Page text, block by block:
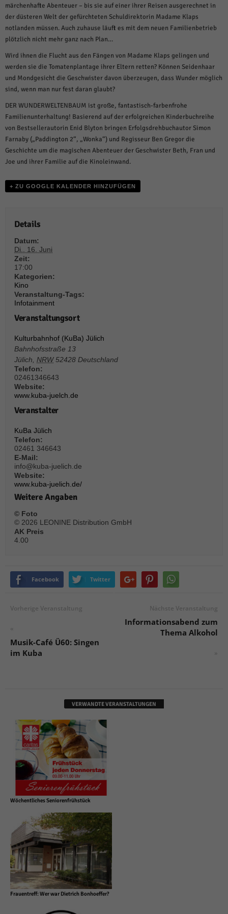
märchenhafte Abenteuer – bis sie auf einer ihrer Reisen ausgerechnet in
der düsteren Welt der gefürchteten Schuldirektorin Madame Klaps
notlanden müssen. Auch zuhause läuft es mit dem neuen Familienbetrieb
plötzlich nicht mehr ganz nach Plan…
Wird ihnen die Flucht aus den Fängen von Madame Klaps gelingen und
werden sie die Tomatenplantage ihrer Eltern retten? Können Seidenhaar
und Mondgesicht die Geschwister davon überzeugen, dass Wunder möglich
sind, wenn man nur fest daran glaubt?
DER WUNDERWELTENBAUM ist große, fantastisch-farbenfrohe
Familienunterhaltung! Basierend auf der erfolgreichen Kinderbuchreihe
von Bestsellerautorin Enid Blyton bringen Erfolgsdrehbuchautor Simon
Farnaby („Paddington 2“, „Wonka“) und Regisseur Ben Gregor die
Geschichte um die magischen Abenteuer der Geschwister Beth, Fran und
Joe und ihrer Familie auf die Kinoleinwand.
+ ZU GOOGLE KALENDER HINZUFÜGEN
Details
Datum:
Di.. 16. Juni
Zeit:
17:00
Kategorien:
Kino
Veranstaltung-Tags:
Infotainment
Veranstaltungsort
Kulturbahnhof (KuBa) Jülich
Bahnhofsstraße 13
Jülich, NRW 52428 Deutschland
Telefon:
02461346643
Website:
www.kuba-juelch.de
Veranstalter
KuBa Jülich
Telefon:
02461 346643
E-Mail:
info@kuba-juelich.de
Website:
www.kuba-juelich.de/
Weitere Angaben
© Foto
© 2026 LEONINE Distribution GmbH
AK Preis
4.00
Facebook Twitter
Vorherige Veranstaltung
«
Musik-Café Ü60: Singen
im Kuba
Nächste Veranstaltung
Informationsabend zum
Thema Alkohol
»
VERWANDTE VERANSTALTUNGEN
Wöchentliches Seniorenfrühstück
Frauentreff: Wer war Dietrich Bonhoeffer?
auswählen.
Alle akzeptieren Speichern und weiter
Datenschutzeinstellungen
Essenziell (1)
Essenzielle Cookies ermöglichen grundlegende Funktionen und sind für die
Cookie-Informationen anzeigen
Statistiken (1)
Statistik Cookies erfassen Informationen anonym. Diese Informationen helfen
uns zu verstehen, wie unsere Besucher unsere Website nutzen.
Marketing (1)
um personalisierte Werbung anzuzeigen. Sie tun dies, indem sie Besucher
über Websites hinweg verfolgen.
Externe Medien (6)
Inhalte von Videoplattformen und Social-Media-Plattformen werden
standardmäßig blockiert. Wenn Cookies von externen Medien akzeptiert
werden, bedarf der Zugriff auf diese Inhalte keiner manuellen Einwilligung
mehr.
Cookie-Informationen anzeigen
powered by Borlabs Cookie